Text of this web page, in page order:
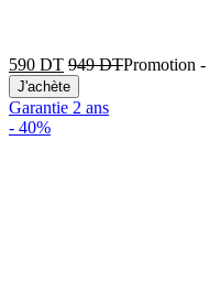
590 DT 949DTPromotion -
J'achète
Garantie 2 ans
- 40%